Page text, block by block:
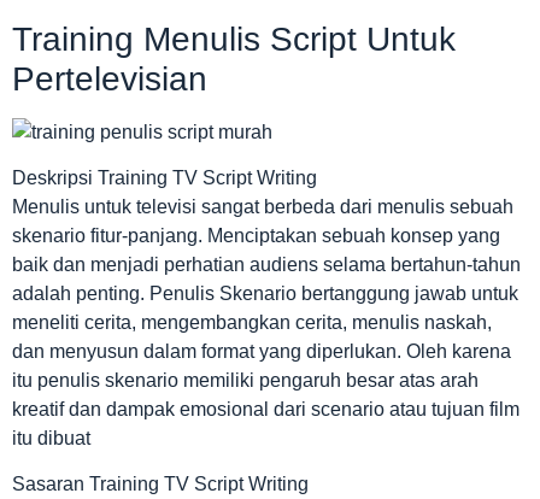
Training Menulis Script Untuk
Pertelevisian
Deskripsi Training TV Script Writing
Menulis untuk televisi sangat berbeda dari menulis sebuah
skenario fitur-panjang. Menciptakan sebuah konsep yang
baik dan menjadi perhatian audiens selama bertahun-tahun
adalah penting. Penulis Skenario bertanggung jawab untuk
meneliti cerita, mengembangkan cerita, menulis naskah,
dan menyusun dalam format yang diperlukan. Oleh karena
itu penulis skenario memiliki pengaruh besar atas arah
kreatif dan dampak emosional dari scenario atau tujuan film
itu dibuat
Sasaran Training TV Script Writing